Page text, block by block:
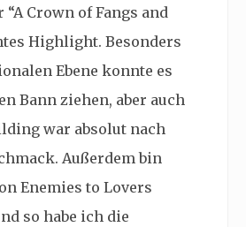
Crown of Fangs and
Highlight. Besonders
Ebene konnte es
Bann ziehen, aber auch
war absolut nach
Außerdem bin
Enemies to Lovers
so habe ich die